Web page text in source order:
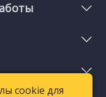
cookie для
cookie для